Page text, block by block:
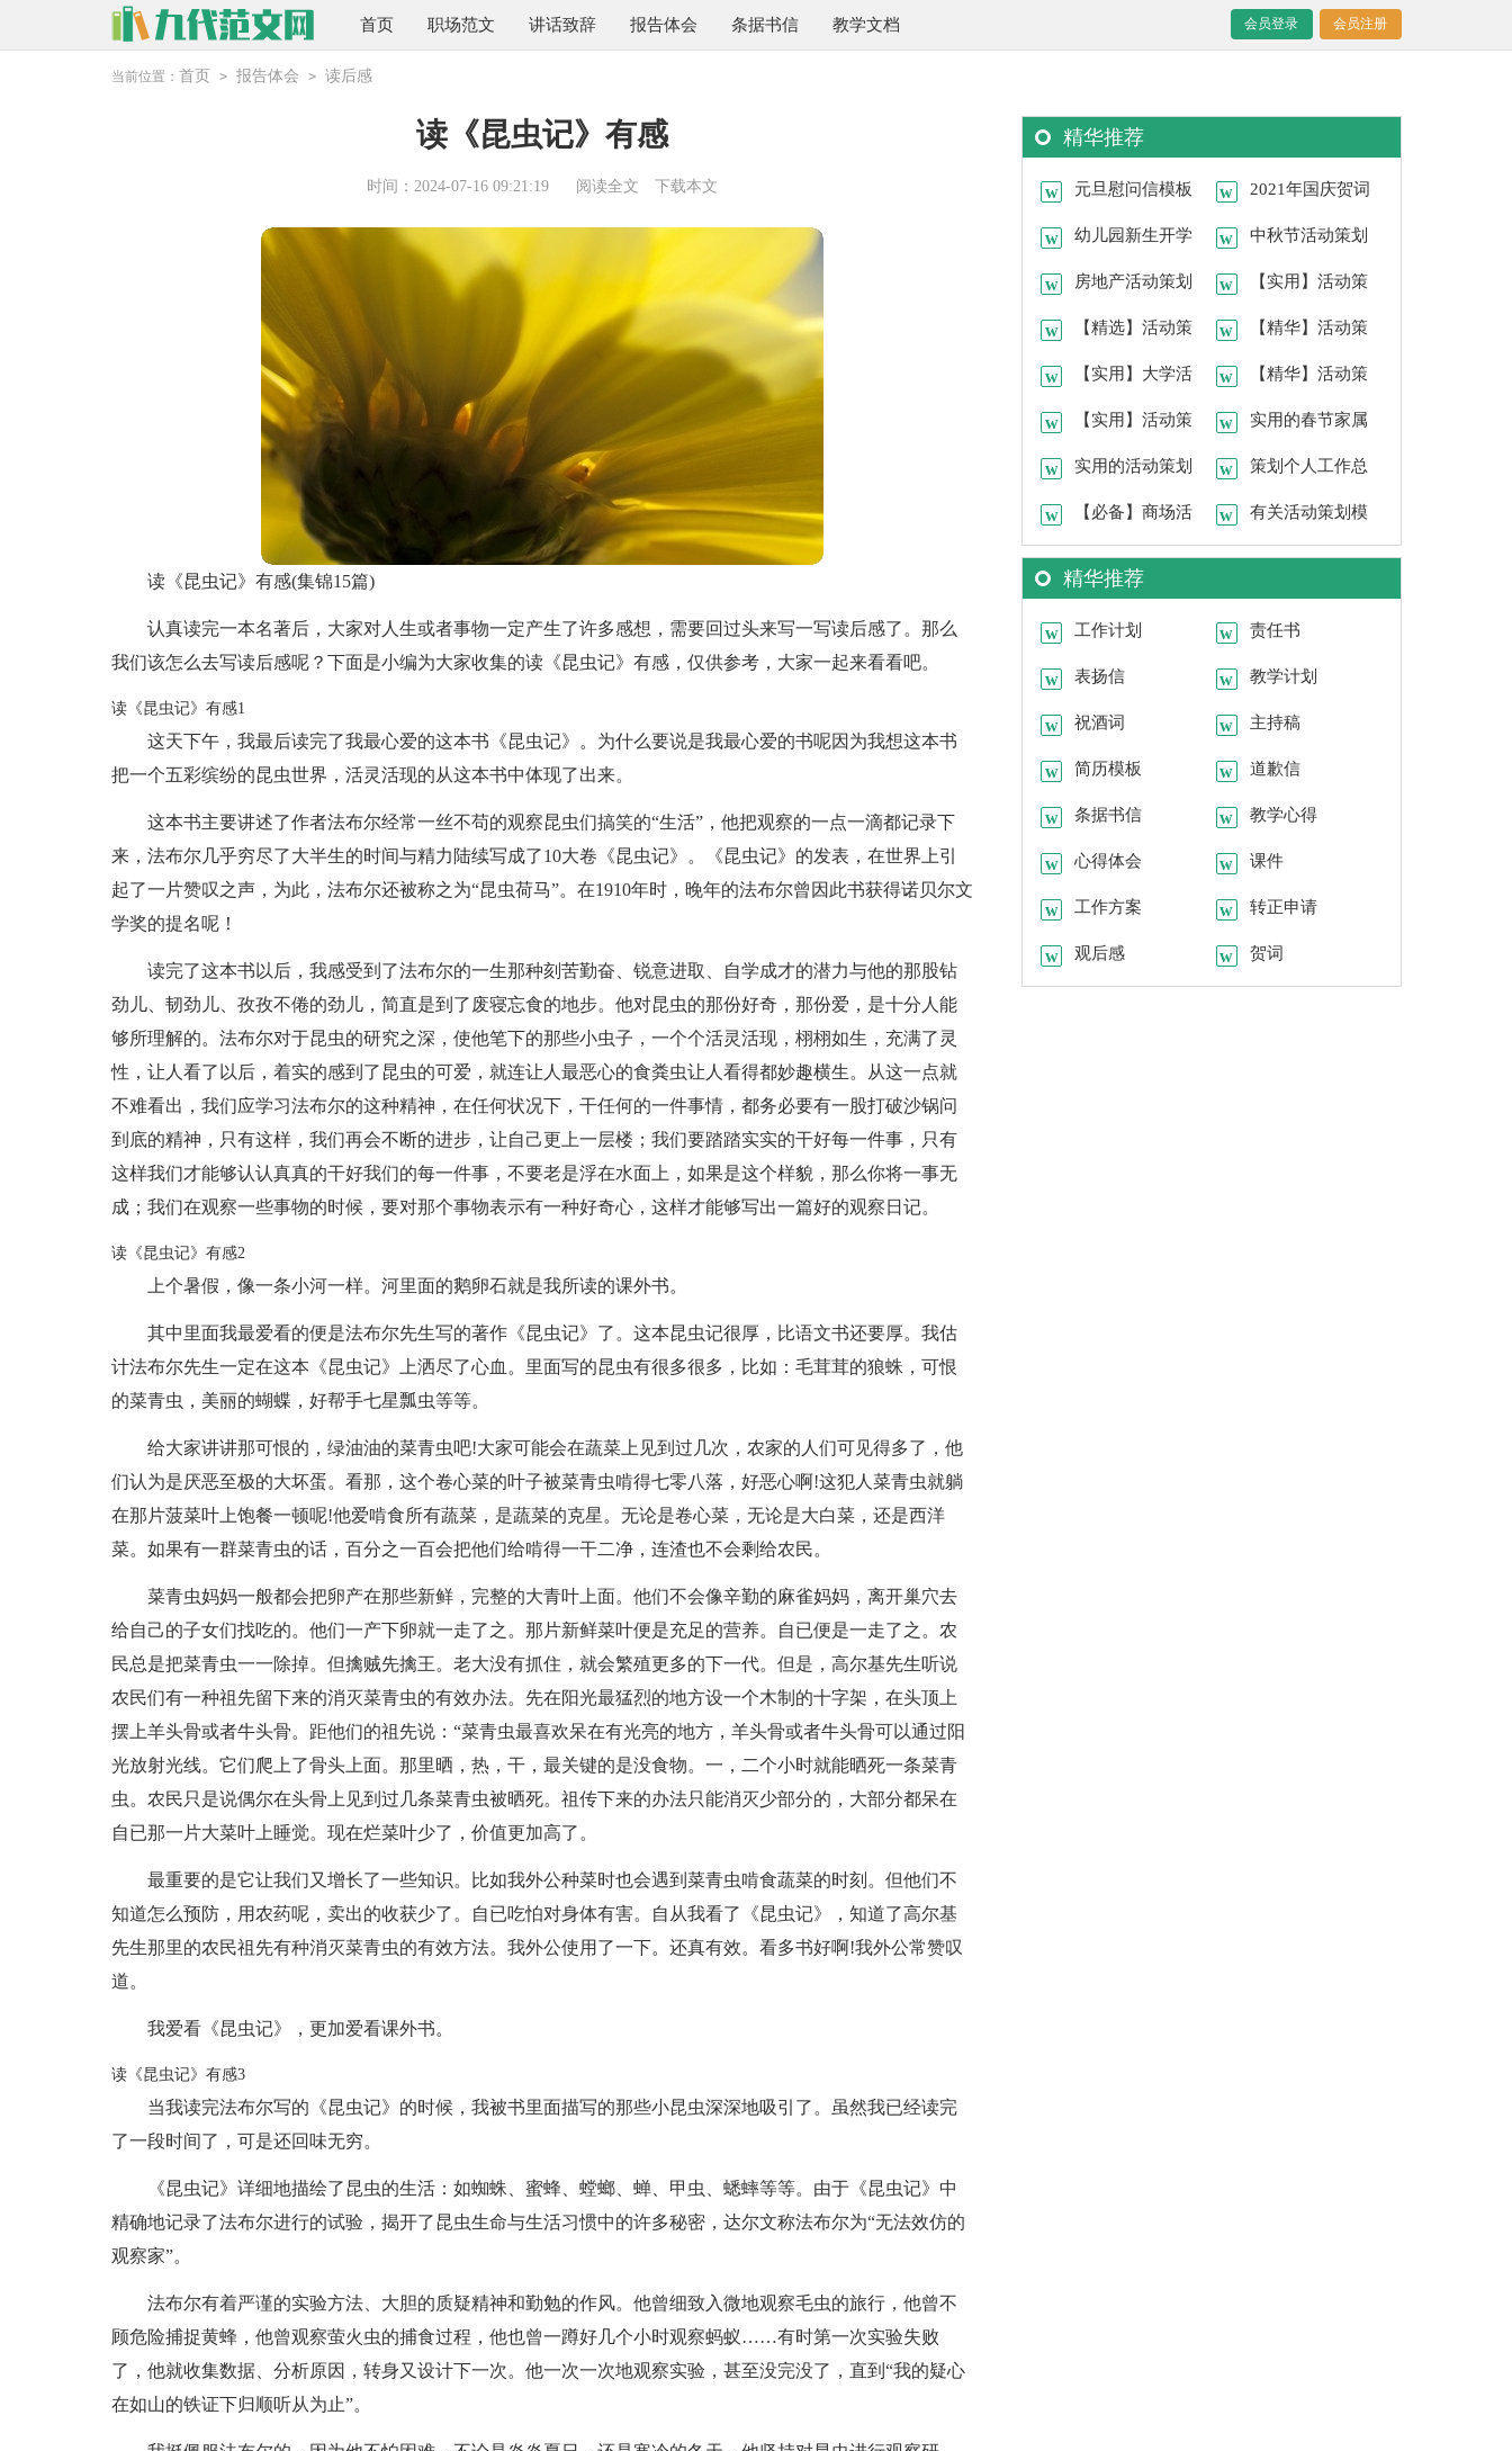
首页 职场范文 讲话致辞 报告体会 条据书信 教学文档 会员登录 会员注册
当前位置： 首页 > 报告体会 > 读后感
读《昆虫记》有感
时间：2024-07-16 09:21:19 阅读全文 下载本文
读《昆虫记》有感(集锦15篇)
认真读完一本名著后，大家对人生或者事物一定产生了许多感想，需要回过头来写一写读后感了。那么
我们该怎么去写读后感呢？下面是小编为大家收集的读《昆虫记》有感，仅供参考，大家一起来看看吧。
读《昆虫记》有感1
这天下午，我最后读完了我最心爱的这本书《昆虫记》。为什么要说是我最心爱的书呢因为我想这本书
把一个五彩缤纷的昆虫世界，活灵活现的从这本书中体现了出来。
这本书主要讲述了作者法布尔经常一丝不苟的观察昆虫们搞笑的“生活”，他把观察的一点一滴都记录下
来，法布尔几乎穷尽了大半生的时间与精力陆续写成了10大卷《昆虫记》。《昆虫记》的发表，在世界上引
起了一片赞叹之声，为此，法布尔还被称之为“昆虫荷马”。在1910年时，晚年的法布尔曾因此书获得诺贝尔文
学奖的提名呢！
读完了这本书以后，我感受到了法布尔的一生那种刻苦勤奋、锐意进取、自学成才的潜力与他的那股钻
劲儿、韧劲儿、孜孜不倦的劲儿，简直是到了废寝忘食的地步。他对昆虫的那份好奇，那份爱，是十分人能
够所理解的。法布尔对于昆虫的研究之深，使他笔下的那些小虫子，一个个活灵活现，栩栩如生，充满了灵
性，让人看了以后，着实的感到了昆虫的可爱，就连让人最恶心的食粪虫让人看得都妙趣横生。从这一点就
不难看出，我们应学习法布尔的这种精神，在任何状况下，干任何的一件事情，都务必要有一股打破沙锅问
到底的精神，只有这样，我们再会不断的进步，让自己更上一层楼；我们要踏踏实实的干好每一件事，只有
这样我们才能够认认真真的干好我们的每一件事，不要老是浮在水面上，如果是这个样貌，那么你将一事无
成；我们在观察一些事物的时候，要对那个事物表示有一种好奇心，这样才能够写出一篇好的观察日记。
读《昆虫记》有感2
上个暑假，像一条小河一样。河里面的鹅卵石就是我所读的课外书。
其中里面我最爱看的便是法布尔先生写的著作《昆虫记》了。这本昆虫记很厚，比语文书还要厚。我估
计法布尔先生一定在这本《昆虫记》上洒尽了心血。里面写的昆虫有很多很多，比如：毛茸茸的狼蛛，可恨
的菜青虫，美丽的蝴蝶，好帮手七星瓢虫等等。
给大家讲讲那可恨的，绿油油的菜青虫吧!大家可能会在蔬菜上见到过几次，农家的人们可见得多了，他
们认为是厌恶至极的大坏蛋。看那，这个卷心菜的叶子被菜青虫啃得七零八落，好恶心啊!这犯人菜青虫就躺
在那片菠菜叶上饱餐一顿呢!他爱啃食所有蔬菜，是蔬菜的克星。无论是卷心菜，无论是大白菜，还是西洋
菜。如果有一群菜青虫的话，百分之一百会把他们给啃得一干二净，连渣也不会剩给农民。
菜青虫妈妈一般都会把卵产在那些新鲜，完整的大青叶上面。他们不会像辛勤的麻雀妈妈，离开巢穴去
给自己的子女们找吃的。他们一产下卵就一走了之。那片新鲜菜叶便是充足的营养。自已便是一走了之。农
民总是把菜青虫一一除掉。但擒贼先擒王。老大没有抓住，就会繁殖更多的下一代。但是，高尔基先生听说
农民们有一种祖先留下来的消灭菜青虫的有效办法。先在阳光最猛烈的地方设一个木制的十字架，在头顶上
摆上羊头骨或者牛头骨。距他们的祖先说：“菜青虫最喜欢呆在有光亮的地方，羊头骨或者牛头骨可以通过阳
光放射光线。它们爬上了骨头上面。那里晒，热，干，最关键的是没食物。一，二个小时就能晒死一条菜青
虫。农民只是说偶尔在头骨上见到过几条菜青虫被晒死。祖传下来的办法只能消灭少部分的，大部分都呆在
自已那一片大菜叶上睡觉。现在烂菜叶少了，价值更加高了。
最重要的是它让我们又增长了一些知识。比如我外公种菜时也会遇到菜青虫啃食蔬菜的时刻。但他们不
知道怎么预防，用农药呢，卖出的收获少了。自已吃怕对身体有害。自从我看了《昆虫记》，知道了高尔基
先生那里的农民祖先有种消灭菜青虫的有效方法。我外公使用了一下。还真有效。看多书好啊!我外公常赞叹
道。
我爱看《昆虫记》，更加爱看课外书。
读《昆虫记》有感3
当我读完法布尔写的《昆虫记》的时候，我被书里面描写的那些小昆虫深深地吸引了。虽然我已经读完
了一段时间了，可是还回味无穷。
《昆虫记》详细地描绘了昆虫的生活：如蜘蛛、蜜蜂、螳螂、蝉、甲虫、蟋蟀等等。由于《昆虫记》中
精确地记录了法布尔进行的试验，揭开了昆虫生命与生活习惯中的许多秘密，达尔文称法布尔为“无法效仿的
观察家”。
法布尔有着严谨的实验方法、大胆的质疑精神和勤勉的作风。他曾细致入微地观察毛虫的旅行，他曾不
顾危险捕捉黄蜂，他曾观察萤火虫的捕食过程，他也曾一蹲好几个小时观察蚂蚁……有时第一次实验失败
了，他就收集数据、分析原因，转身又设计下一次。他一次一次地观察实验，甚至没完没了，直到“我的疑心
在如山的铁证下归顺听从为止”。
精华推荐
元旦慰问信模板
锦集十篇
2021年国庆贺词
集锦48条
幼儿园新生开学
典礼主持稿
中秋节活动策划
集合七篇
房地产活动策划
范文集合八篇
【实用】活动策
划方案模板锦集五篇
【精选】活动策
划范文合集七篇
【精华】活动策
划8篇
【实用】大学活
动策划七篇
【精华】活动策
划方案模板锦集九篇
【实用】活动策
划9篇
实用的春节家属
慰问信4篇
实用的活动策划
范文汇编六篇
策划个人工作总
结模板五篇
【必备】商场活
动策划模板汇编9篇
有关活动策划模
板集锦九篇
精华推荐
工作计划 责任书
表扬信 教学计划
祝酒词 主持稿
简历模板 道歉信
条据书信 教学心得
心得体会 课件
工作方案 转正申请
观后感 贺词